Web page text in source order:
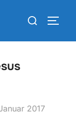
Suchen
2017